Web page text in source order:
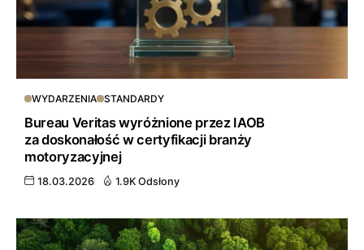
WYDARZENIA STANDARDY
Bureau Veritas wyróżnione przez IAOB
za doskonałość w certyfikacji branży
motoryzacyjnej
18.03.2026 1.9K Odsłony